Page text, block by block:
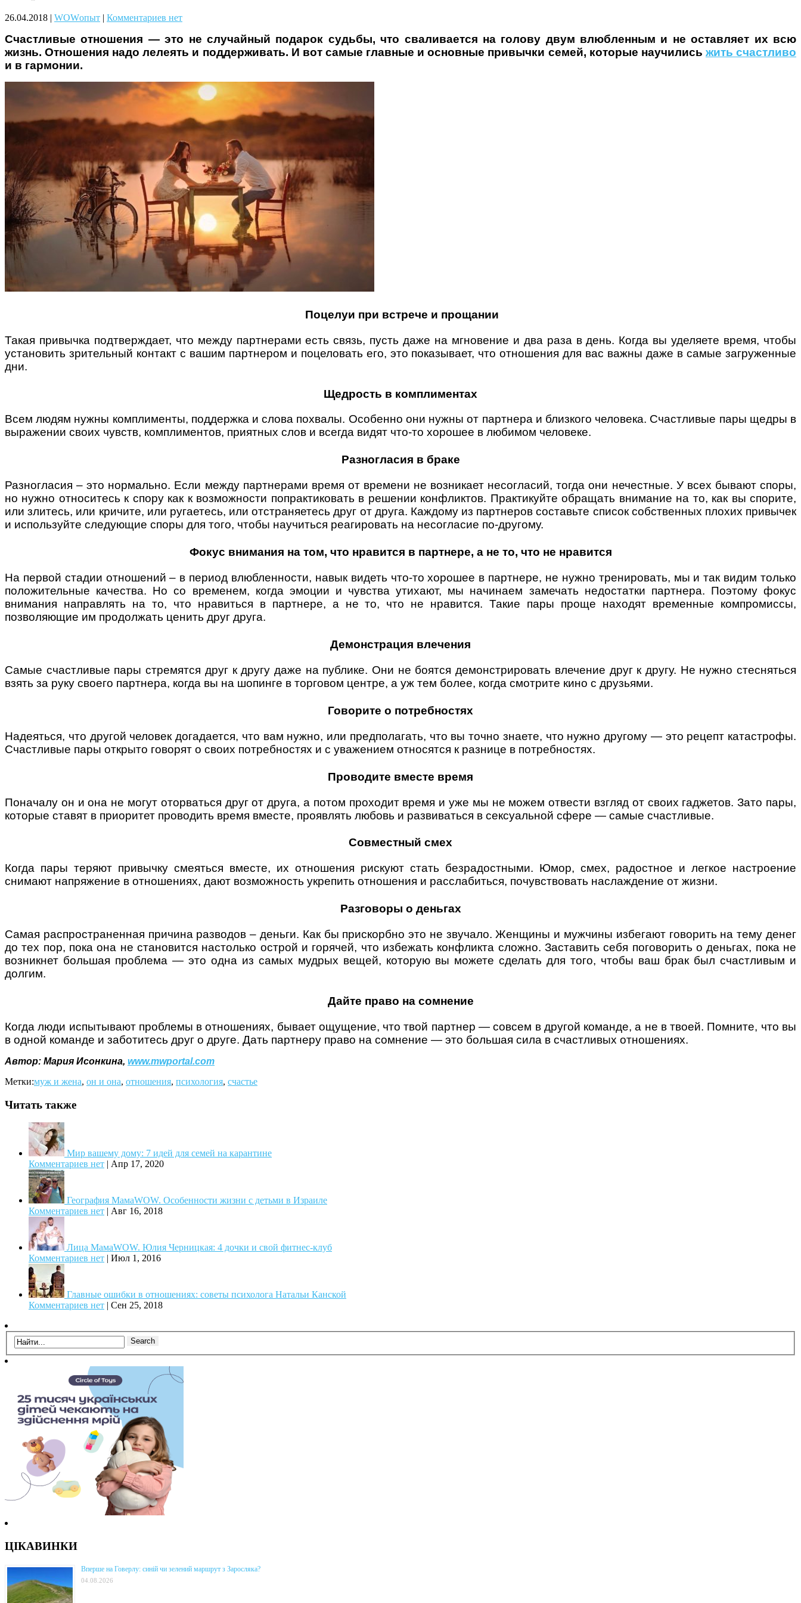
Чому дітям корисно читати
Материнське вигорання: як
собі допомогти
Як підготувати дитину до
навчального року? Поради
лікаря батькам
Поради багатодітної мами:
особистісний розвиток в
декреті
26.04.2018 | WOWопыт | Комментариев нет
Счастливые отношения — это не случайный подарок судьбы, что сваливается на голову двум влюбленным и не оставляет их всю
жизнь. Отношения надо лелеять и поддерживать. И вот самые главные и основные привычки семей, которые научились жить счастливо
и в гармонии.
Поцелуи при встрече и прощании
Такая привычка подтверждает, что между партнерами есть связь, пусть даже на мгновение и два раза в день. Когда вы уделяете время, чтобы
установить зрительный контакт с вашим партнером и поцеловать его, это показывает, что отношения для вас важны даже в самые загруженные
дни.
Щедрость в комплиментах
Всем людям нужны комплименты, поддержка и слова похвалы. Особенно они нужны от партнера и близкого человека. Счастливые пары щедры в
выражении своих чувств, комплиментов, приятных слов и всегда видят что-то хорошее в любимом человеке.
Разногласия в браке
Разногласия – это нормально. Если между партнерами время от времени не возникает несогласий, тогда они нечестные. У всех бывают споры,
но нужно относитесь к спору как к возможности попрактиковать в решении конфликтов. Практикуйте обращать внимание на то, как вы спорите,
или злитесь, или кричите, или ругаетесь, или отстраняетесь друг от друга. Каждому из партнеров составьте список собственных плохих привычек
и используйте следующие споры для того, чтобы научиться реагировать на несогласие по-другому.
Фокус внимания на том, что нравится в партнере, а не то, что не нравится
На первой стадии отношений – в период влюбленности, навык видеть что-то хорошее в партнере, не нужно тренировать, мы и так видим только
положительные качества. Но со временем, когда эмоции и чувства утихают, мы начинаем замечать недостатки партнера. Поэтому фокус
внимания направлять на то, что нравиться в партнере, а не то, что не нравится. Такие пары проще находят временные компромиссы,
позволяющие им продолжать ценить друг друга.
Демонстрация влечения
Самые счастливые пары стремятся друг к другу даже на публике. Они не боятся демонстрировать влечение друг к другу. Не нужно стесняться
взять за руку своего партнера, когда вы на шопинге в торговом центре, а уж тем более, когда смотрите кино с друзьями.
Говорите о потребностях
Надеяться, что другой человек догадается, что вам нужно, или предполагать, что вы точно знаете, что нужно другому — это рецепт катастрофы.
Счастливые пары открыто говорят о своих потребностях и с уважением относятся к разнице в потребностях.
Проводите вместе время
Поначалу он и она не могут оторваться друг от друга, а потом проходит время и уже мы не можем отвести взгляд от своих гаджетов. Зато пары,
которые ставят в приоритет проводить время вместе, проявлять любовь и развиваться в сексуальной сфере — самые счастливые.
Совместный смех
Когда пары теряют привычку смеяться вместе, их отношения рискуют стать безрадостными. Юмор, смех, радостное и легкое настроение
снимают напряжение в отношениях, дают возможность укрепить отношения и расслабиться, почувствовать наслаждение от жизни.
Разговоры о деньгах
Самая распространенная причина разводов – деньги. Как бы прискорбно это не звучало. Женщины и мужчины избегают говорить на тему денег
до тех пор, пока она не становится настолько острой и горячей, что избежать конфликта сложно. Заставить себя поговорить о деньгах, пока не
возникнет большая проблема — это одна из самых мудрых вещей, которую вы можете сделать для того, чтобы ваш брак был счастливым и
долгим.
Дайте право на сомнение
Когда люди испытывают проблемы в отношениях, бывает ощущение, что твой партнер — совсем в другой команде, а не в твоей. Помните, что вы
в одной команде и заботитесь друг о друге. Дать партнеру право на сомнение — это большая сила в счастливых отношениях.
Автор: Мария Исонкина, www.mwportal.com
Метки:муж и жена, он и она, отношения, психология, счастье
Читать также
Мир вашему дому: 7 идей для семей на карантине
Комментариев нет | Апр 17, 2020
География МамаWOW. Особенности жизни с детьми в Израиле
Комментариев нет | Авг 16, 2018
Лица МамаWOW. Юлия Черницкая: 4 дочки и свой фитнес-клуб
Комментариев нет | Июл 1, 2016
Главные ошибки в отношениях: советы психолога Натальи Канской
Комментариев нет | Сен 25, 2018
ЦІКАВИНКИ
Вперше на Говерлу: синій чи зелений маршрут з Заросляка?
04.08.2026